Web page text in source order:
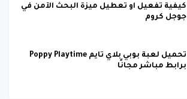
كيفية تفعيل او تعطيل ميزة البحث الآمن في
جوجل كروم
تحميل لعبة بوبي بلاي تايم Poppy Playtime
برابط مباشر مجانًا